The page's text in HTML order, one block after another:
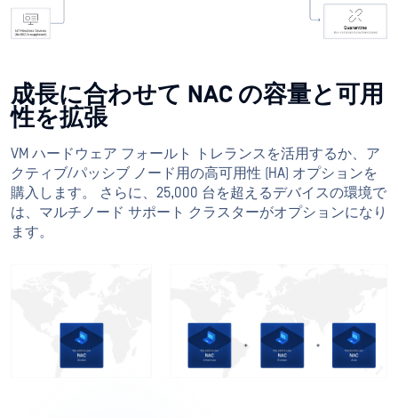
成長に合わせて NAC の容量と可用
性を拡張
VM ハードウェア フォールト トレランスを活用するか、ア
クティブ/パッシブ ノード用の高可用性 (HA) オプションを
購入します。 さらに、25,000 台を超えるデバイスの環境で
は、マルチノード サポート クラスターがオプションになり
ます。